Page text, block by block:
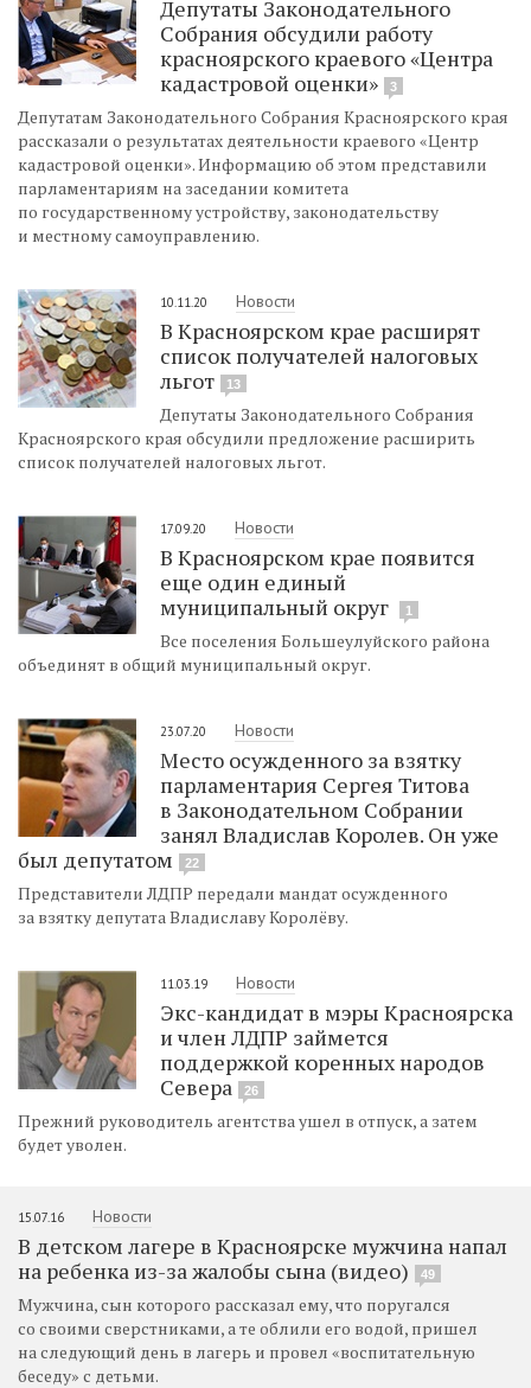
Депутаты Законодательного
Собрания обсудили работу
красноярского краевого «Центра
кадастровой оценки»
3
Депутатам Законодательного Собрания Красноярского края
рассказали о результатах деятельности краевого «Центр
кадастровой оценки». Информацию об этом представили
парламентариям на заседании комитета
по государственному устройству, законодательству
и местному самоуправлению.
10.11.20 Новости
В Красноярском крае расширят
список получателей налоговых
льгот
13
Депутаты Законодательного Собрания
Красноярского края обсудили предложение расширить
список получателей налоговых льгот.
17.09.20 Новости
В Красноярском крае появится
еще один единый
муниципальный округ
1
Все поселения Большеулуйского района
объединят в общий муниципальный округ.
23.07.20 Новости
Место осужденного за взятку
парламентария Сергея Титова
в Законодательном Собрании
занял Владислав Королев. Он уже
был депутатом
22
Представители ЛДПР передали мандат осужденного
за взятку депутата Владиславу Королёву.
11.03.19 Новости
Экс-кандидат в мэры Красноярска
и член ЛДПР займется
поддержкой коренных народов
Севера
26
Прежний руководитель агентства ушел в отпуск, а затем
будет уволен.
15.07.16 Новости
В детском лагере в Красноярске мужчина напал
на ребенка из-за жалобы сына (видео)
49
Мужчина, сын которого рассказал ему, что поругался
со своими сверстниками, а те облили его водой, пришел
на следующий день в лагерь и провел «воспитательную
беседу» с детьми.